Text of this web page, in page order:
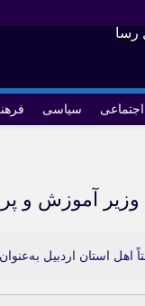
اجتماعی سیاسی
وزیر آموزش و
اهل استان اردبیل